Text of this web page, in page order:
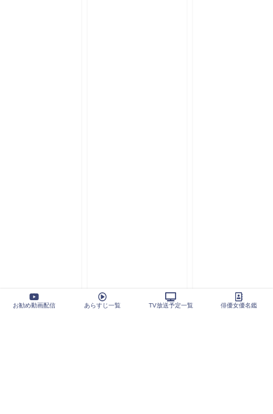
お勧め動画配信 あらすじ一覧 TV放送予定一覧 俳優女優名鑑